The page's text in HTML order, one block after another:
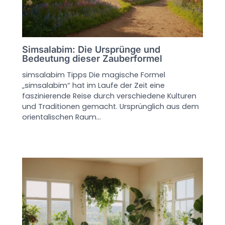
Simsalabim: Die Ursprünge und
Bedeutung dieser Zauberformel
simsalabim Tipps Die magische Formel
„simsalabim“ hat im Laufe der Zeit eine
faszinierende Reise durch verschiedene Kulturen
und Traditionen gemacht. Ursprünglich aus dem
orientalischen Raum…